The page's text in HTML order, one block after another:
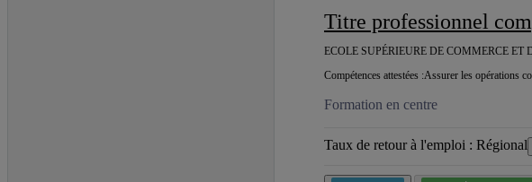
Titre professionnel
ECOLE SUPÉRIEURE DE COMMERCE
Compétences attestées :Assurer les opérations
Formation en centre
Taux de retour à l'emploi : Régional